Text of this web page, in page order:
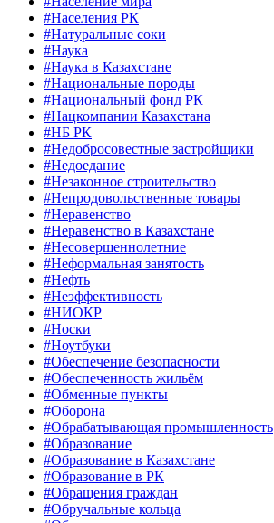
#Населения РК
#Натуральные соки
#Наука
#Наука в Казахстане
#Национальные породы
#Национальный фонд РК
#Нацкомпании Казахстана
#НБ РК
#Недобросовестные застройщики
#Недоедание
#Незаконное строительство
#Непродовольственные товары
#Неравенство
#Неравенство в Казахстане
#Несовершеннолетние
#Неформальная занятость
#Нефть
#Неэффективность
#НИОКР
#Носки
#Ноутбуки
#Обеспечение безопасности
#Обеспеченность жильём
#Обменные пункты
#Оборона
#Обрабатывающая промышленность
#Образование
#Образование в Казахстане
#Образование в РК
#Обращения граждан
#Обручальные кольца